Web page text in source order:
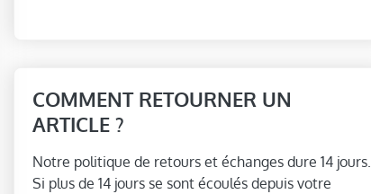
COMMENT RETOURNER UN
ARTICLE ?
Notre politique de retours et échanges dure 14 jours.
Si plus de 14 jours se sont écoulés depuis votre